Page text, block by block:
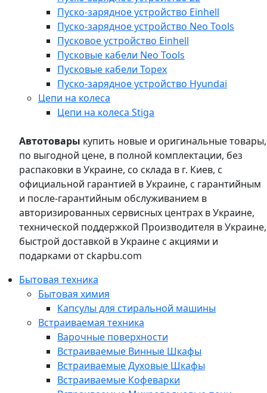
Пуско-зарядное устройство Einhell
Пуско-зарядное устройство Neo Tools
Пусковое устройство Einhell
Пусковые кабели Neo Tools
Пусковые кабели Topex
Пуско-зарядное устройство Hyundai
Цепи на колеса
Цепи на колеса Stiga
Автотовары купить новые и оригинальные товары,
по выгодной цене, в полной комплектации, без
распаковки в Украине, со склада в г. Киев, с
официальной гарантией в Украине, с гарантийным
и после-гарантийным обслуживанием в
авторизированных сервисных центрах в Украине,
технической поддержкой Производителя в Украине,
быстрой доставкой в Украине с акциями и
подарками от ckapbu.com
Бытовая техника
Бытовая химия
Капсулы для стиральной машины
Встраиваемая техника
Варочные поверхности
Встраиваемые Винные Шкафы
Встраиваемые Духовые Шкафы
Встраиваемые Кофеварки